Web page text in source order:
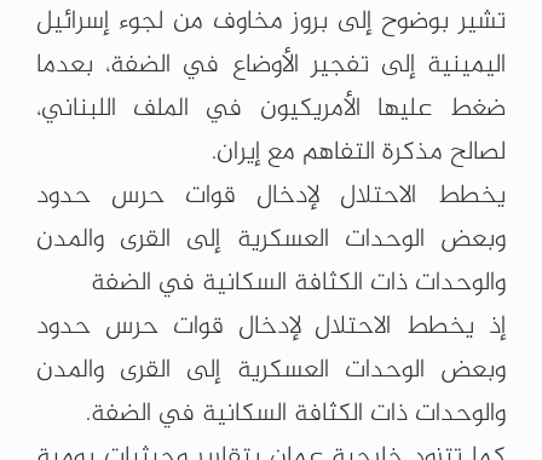
تشير بوضوح إلى بروز مخاوف من لجوء إسرائيل
اليمينية إلى تفجير الأوضاع في الضفة، بعدما
ضغط عليها الأمريكيون في الملف اللبناني،
لصالح مذكرة التفاهم مع إيران.
يخطط الاحتلال لإدخال قوات حرس حدود
وبعض الوحدات العسكرية إلى القرى والمدن
والوحدات ذات الكثافة السكانية في الضفة
إذ يخطط الاحتلال لإدخال قوات حرس حدود
وبعض الوحدات العسكرية إلى القرى والمدن
والوحدات ذات الكثافة السكانية في الضفة.